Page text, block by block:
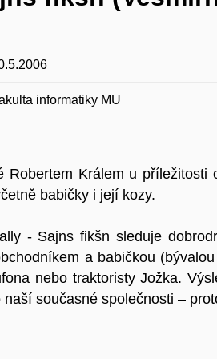
informatiky MU
Králem u
babičky i její kozy.
- Sajns fikšn sleduje
a babičkou
nebo traktoristy Jožka.
současné společnosti –